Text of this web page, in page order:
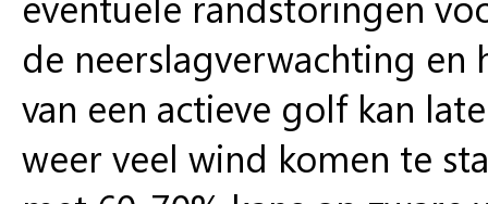
de neerslagverwachting
van een actieve golf kan
weer veel wind komen te